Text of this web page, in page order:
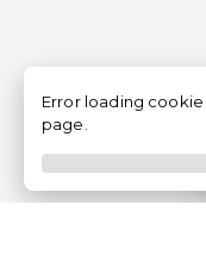
Error loading
page.